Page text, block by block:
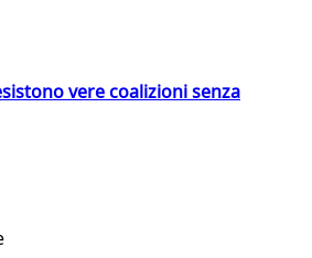
vere coalizioni senza